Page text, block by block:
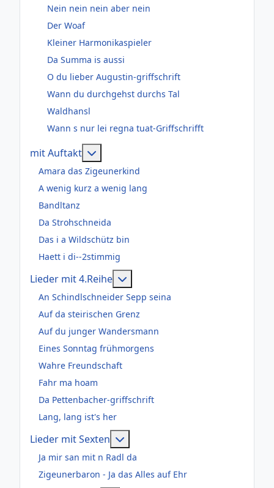
Nein nein nein aber nein
Der Woaf
Kleiner Harmonikaspieler
Da Summa is aussi
O du lieber Augustin-griffschrift
Wann du durchgehst durchs Tal
Waldhansl
Wann s nur lei regna tuat-Griffschrifft
mit Auftakt
Amara das Zigeunerkind
A wenig kurz a wenig lang
Bandltanz
Da Strohschneida
Das i a Wildschütz bin
Haett i di--2stimmig
Lieder mit 4.Reihe
An Schindlschneider Sepp seina
Auf da steirischen Grenz
Auf du junger Wandersmann
Eines Sonntag frühmorgens
Wahre Freundschaft
Fahr ma hoam
Da Pettenbacher-griffschrift
Lang, lang ist's her
Lieder mit Sexten
Ja mir san mit n Radl da
Zigeunerbaron - Ja das Alles auf Ehr